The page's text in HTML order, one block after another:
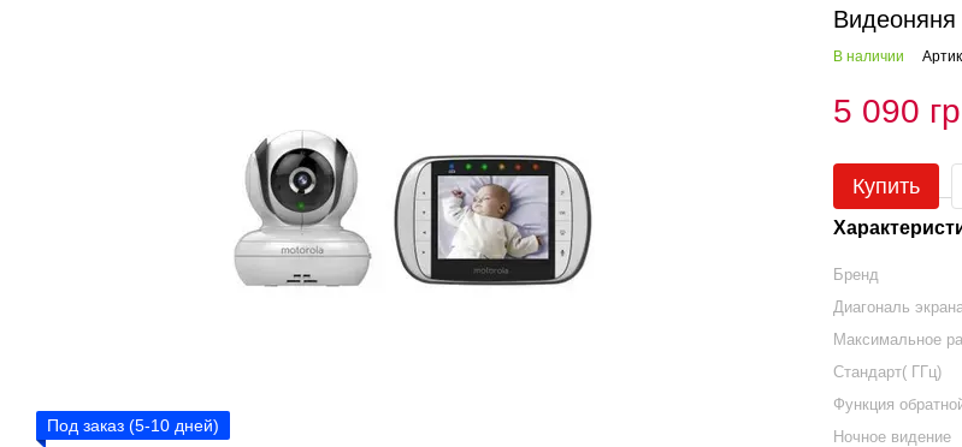
Под заказ (5-10 дней)
В наличии
5 090
Купить
Бренд
Диагональ
Максимальное
Стандарт( ГГц)
Функция
Ночное видение